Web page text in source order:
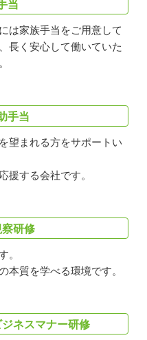
当
は家族手当をご用意して
長く安心して働いていた
手当
望まれる方をサポートい
援する会社です。
研修
。
本質を学べる環境です。
ネスマナー研修